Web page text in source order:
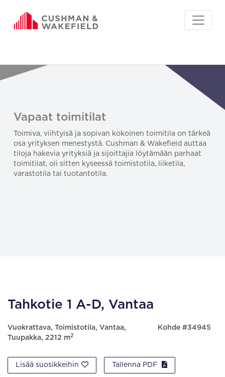
Vapaat toimitilat
Toimiva, viihtyisä ja sopivan kokoinen toimitila on tärkeä
osa yrityksen menestystä. Cushman & Wakefield auttaa
tiloja hakevia yrityksiä ja sijoittajia löytämään parhaat
toimitilat, oli sitten kyseessä toimistotila, liiketila,
varastotila tai tuotantotila.
Tahkotie 1 A-D, Vantaa
Vuokrattava, Toimistotila, Vantaa,
Tuupakka, 2212 m2
Kohde #34945
Lisää suosikkeihin Tallenna PDF